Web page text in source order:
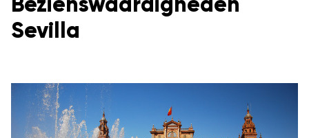
Bezienswaardigheden
Sevilla